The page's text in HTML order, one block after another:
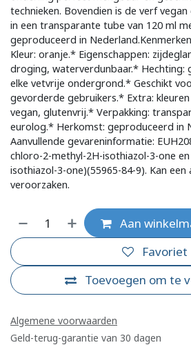
technieken. Bovendien is de verf
in een transparante tube van 120 ml
geproduceerd in
Kleur: oranje.* Eigenschappen:
droging, waterverdunbaar.* Hechting:
elke vetvrije ondergrond.* Geschikt
gevorderde gebruikers.* Extra:
vegan, glutenvrij.* Verpakking:
eurolog.* Herkomst: geproduceerd in
Aanvullende gevareninformatie:
chloro-2-methyl-2H-isothiazol-3-one
isothiazol-3-one)(55965-84-9). Kan een
veroorzaken.
Aan
Toevoegen om te
Favoriet
Algemene voorwaarden
Geld-terug-garantie van 30 dagen